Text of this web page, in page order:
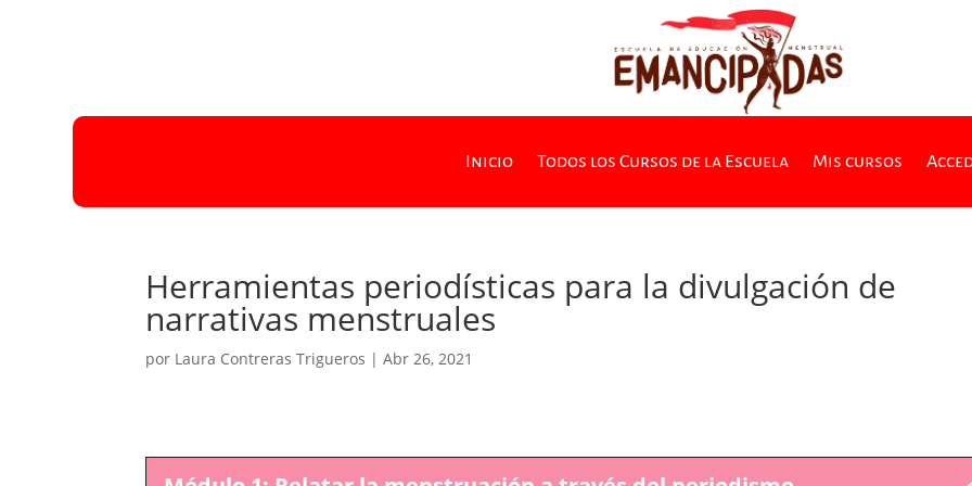
Inicio Todos los Cursos de la Escuela Mis cursos
Herramientas periodísticas para la divulgación de
narrativas menstruales
por Laura Contreras Trigueros |Abr 26, 2021